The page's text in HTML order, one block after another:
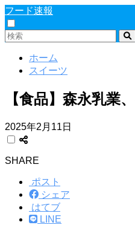
フード速報
ホーム
スイーツ
【食品】森永乳業
2025年2月11日
SHARE
ポスト
シェア
はてブ
LINE